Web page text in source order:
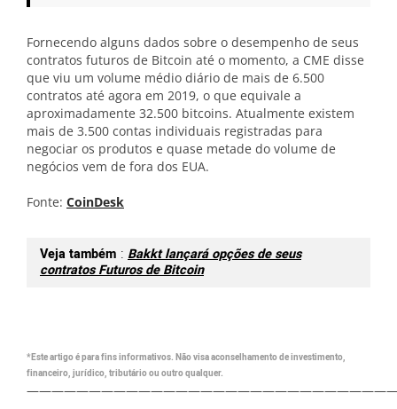
Fornecendo alguns dados sobre o desempenho de seus
contratos futuros de Bitcoin até o momento, a CME disse
que viu um volume médio diário de mais de 6.500
contratos até agora em 2019, o que equivale a
aproximadamente 32.500 bitcoins. Atualmente existem
mais de 3.500 contas individuais registradas para
negociar os produtos e quase metade do volume de
negócios vem de fora dos EUA.
Fonte: CoinDesk
Veja também : Bakkt lançará opções de seus
contratos Futuros de Bitcoin
*Este artigo é para fins informativos. Não visa aconselhamento de investimento,
financeiro, jurídico, tributário ou outro qualquer.